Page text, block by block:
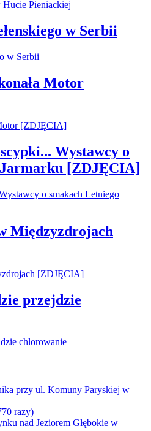
w Serbii
Motor
Wystawcy o
[ZDJĘCIA]
Międzyzdrojach
przejdzie
przy ul. Komuny Paryskiej w
razy)
nad Jeziorem Głębokie w